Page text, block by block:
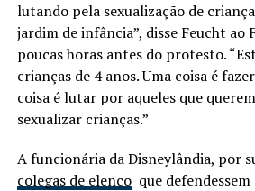
lutando pela sexualização de
jardim de infância”, disse Feucht ao
poucas horas antes do protesto.
crianças de 4 anos. Uma coisa é
coisa é lutar por aqueles que
sexualizar crianças.”
A funcionária da Disneylândia, por
colegas de elencoque defendessem